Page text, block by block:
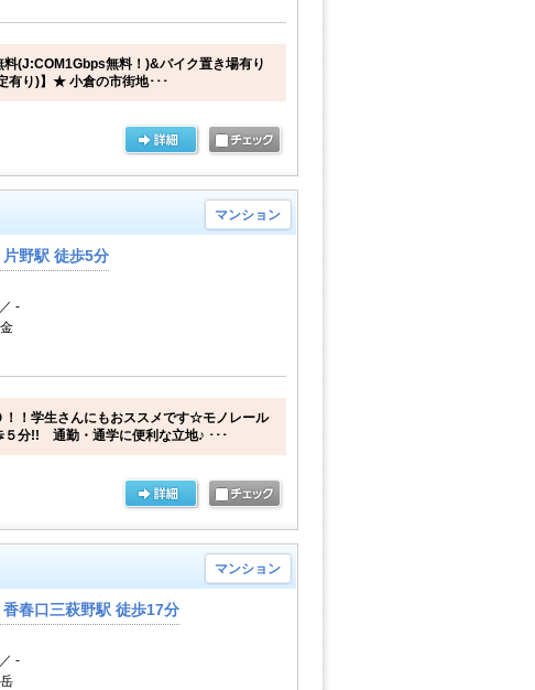
料(J:COM1Gbps無料！)&バイク置き場有り
有り)】★ 小倉の市街地･･･
マンション
野駅 徒歩5分
-
！！学生さんにもおススメです☆モノレール
分!! 通勤・通学に便利な立地♪ ･･･
マンション
春口三萩野駅 徒歩17分
-